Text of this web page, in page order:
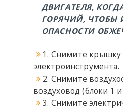
ДВИГАТЕЛЯ,
ГОРЯЧИЙ, ЧТОБЫ
ОПАСНОСТИ
1. Снимите
электроинструмента.
2. Снимите
воздуховод (блоки 1 и
3. Снимите